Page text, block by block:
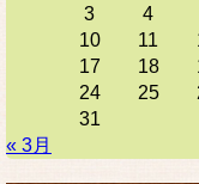
3
4
10
11
17
18
24
25
31
« 3月